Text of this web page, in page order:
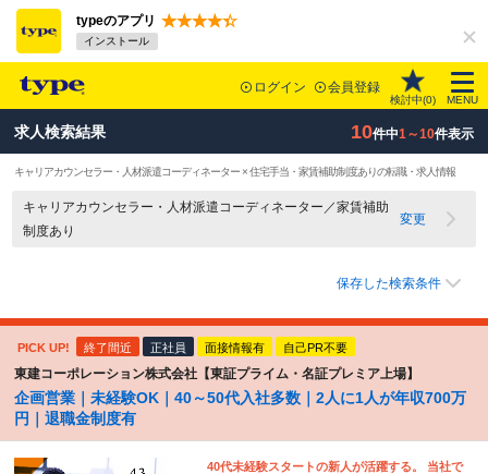
typeのアプリ
インストール
ログイン 会員登録
検討中(0) MENU
求人検索結果 10件中1～10件表示
キャリアカウンセラー・人材派遣コーディネーター × 住宅手当・家賃補助制度ありの転職・求人情報
キャリアカウンセラー・人材派遣コーディネーター／家賃補助
制度あり
変更
保存した検索条件
PICK UP! 終了間近 正社員 面接情報有 自己PR不要
東建コーポレーション株式会社【東証プライム・名証プレミア上場】
企画営業｜未経験OK｜40～50代入社多数｜2人に1人が年収700万
円｜退職金制度有
40代未経験スタートの新人が活躍する。 当社で